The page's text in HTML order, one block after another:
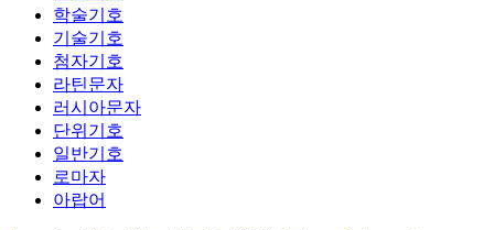
학술기호
기술기호
첨자기호
라틴문자
러시아문자
단위기호
일반기호
로마자
아랍어